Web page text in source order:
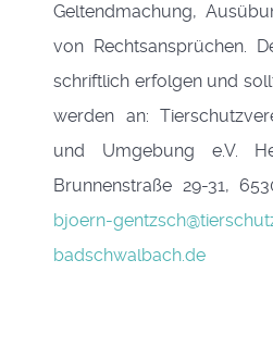
Geltendmachung,
von Rechtsansprüchen.
schriftlich erfolgen und
werden an:
und Umgebung e.V.
Brunnenstraße 29-31,
bjoern-
badschwalbach.de